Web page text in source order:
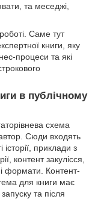
та меседжі,
Саме тут
книги, яку
процеси та які
в публічному
схема
Сюди входять
приклади з
контент закулісся,
формати. Контент-
для книги має
та після